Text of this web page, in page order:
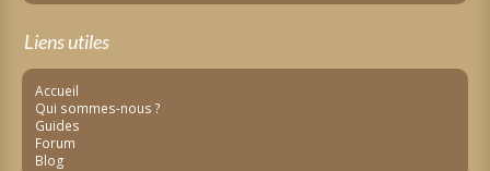
Liens utiles
Accueil
Qui sommes-nous ?
Guides
Forum
Blog